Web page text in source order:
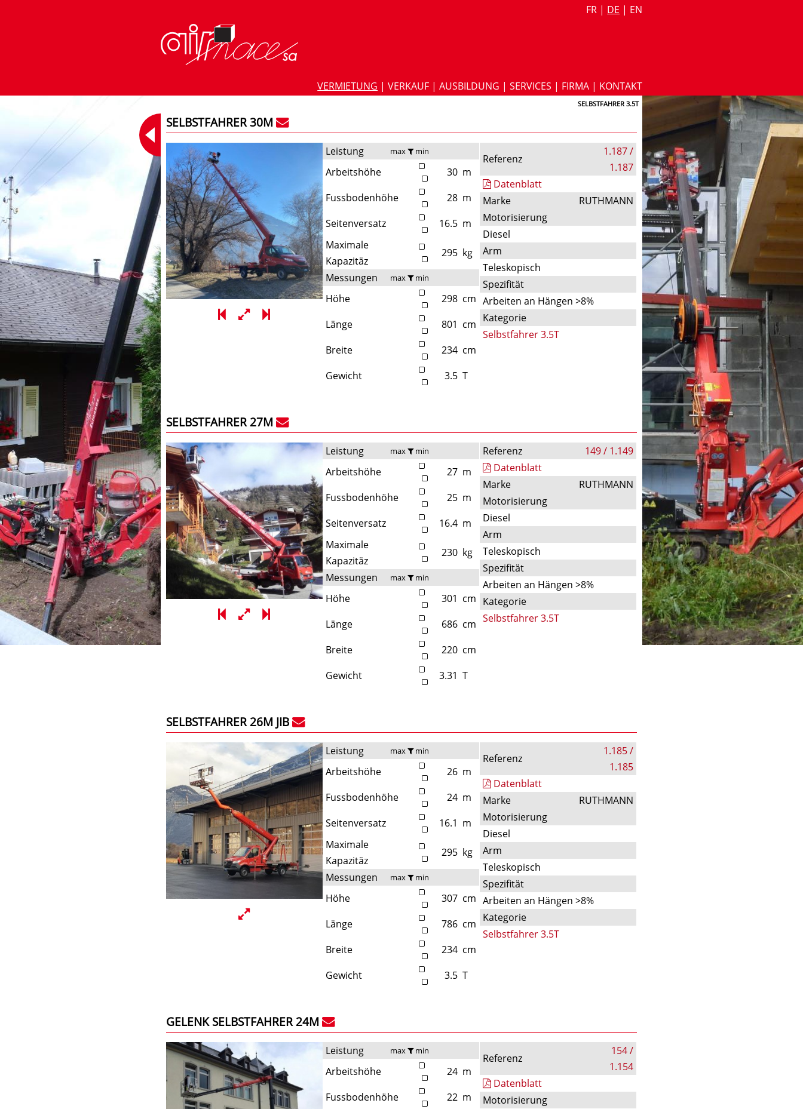
FR | DE | EN
VERMIETUNG |VERKAUF |AUSBILDUNG |SERVICES | FIRMA | KONTAKT
SELBSTFAHRER 3.5T
SELBSTFAHRER 30M
Leistung max min
Arbeitshöhe 30 m
Fussbodenhöhe
28 m
Seitenversatz
16.5 m
Maximale
Kapazitäz
295 kg
Messungen
max min
Höhe 298 cm
Länge
801 cm
Breite
234 cm
Gewicht
3.5 T
Referenz
1.187 /
1.187
Datenblatt
Marke
RUTHMANN
Motorisierung
Diesel
Arm
Teleskopisch
Spezifität
Arbeiten an Hängen >8%
Kategorie
Selbstfahrer 3.5T
SELBSTFAHRER 27M
Leistung max min
Arbeitshöhe 27 m
Fussbodenhöhe
25 m
Seitenversatz
16.4 m
Maximale
Kapazitäz
230 kg
Messungen
max min
Höhe 301 cm
Länge
686 cm
Breite
220 cm
Gewicht
3.31 T
Referenz
149 / 1.149
Datenblatt
Marke
RUTHMANN
Motorisierung
Diesel
Arm
Teleskopisch
Spezifität
Arbeiten an Hängen >8%
Kategorie
Selbstfahrer 3.5T
SELBSTFAHRER 26M JIB
Leistung max min
Arbeitshöhe 26 m
Fussbodenhöhe
24 m
Seitenversatz
16.1 m
Maximale
Kapazitäz
295 kg
Messungen
max min
Höhe 307 cm
Länge
786 cm
Breite
234 cm
Gewicht
3.5 T
Referenz
1.185 /
1.185
Datenblatt
Marke
RUTHMANN
Motorisierung
Diesel
Arm
Teleskopisch
Spezifität
Arbeiten an Hängen >8%
Kategorie
Selbstfahrer 3.5T
GELENK SELBSTFAHRER 24M
Leistung max min
Arbeitshöhe 24 m
Fussbodenhöhe
22 m
Referenz
154 /
1.154
Datenblatt
Motorisierung